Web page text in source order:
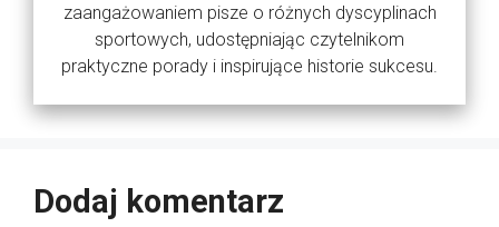
zaangażowaniem pisze o różnych dyscyplinach
sportowych, udostępniając czytelnikom
praktyczne porady i inspirujące historie sukcesu.
Dodaj komentarz